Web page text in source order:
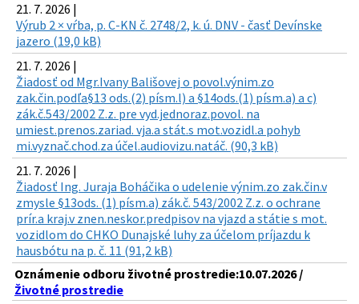
21. 7. 2026 |
Výrub 2 × vŕba, p. C-KN č. 2748/2, k. ú. DNV - časť Devínske
jazero (19,0 kB)
21. 7. 2026 |
Žiadosť od Mgr.Ivany Bališovej o povol.výnim.zo
zak.čin.podľa§13 ods.(2) písm.l) a §14ods.(1) písm.a) a c)
zák.č.543/2002 Z.z. pre vyd.jednoraz.povol. na
umiest.prenos.zariad. vja.a stát.s mot.vozidl.a pohyb
mi.vyznač.chod.za účel.audiovizu.natáč. (90,3 kB)
21. 7. 2026 |
Žiadosť Ing. Juraja Boháčika o udelenie výnim.zo zak.čin.v
zmysle §13ods. (1) písm.a) zák.č. 543/2002 Z.z. o ochrane
prír.a kraj.v znen.neskor.predpisov na vjazd a státie s mot.
vozidlom do CHKO Dunajské luhy za účelom príjazdu k
hausbótu na p. č. 11 (91,2 kB)
Oznámenie odboru životné prostredie:10.07.2026 /
Životné prostredie